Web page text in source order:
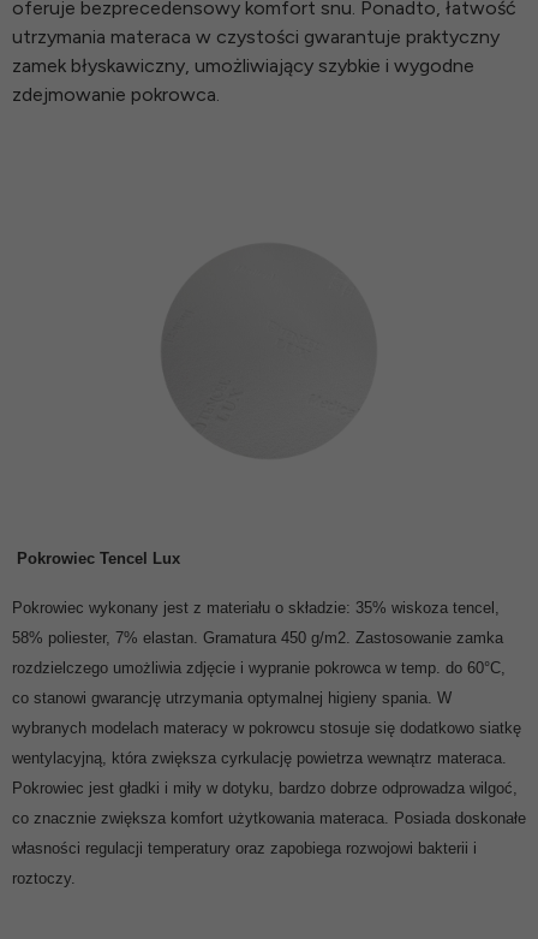
oferuje bezprecedensowy komfort snu. Ponadto, łatwość
utrzymania materaca w czystości gwarantuje praktyczny
zamek błyskawiczny, umożliwiający szybkie i wygodne
zdejmowanie pokrowca.
Pokrowiec Tencel Lux
Pokrowiec wykonany jest z materiału o składzie: 35% wiskoza tencel,
58% poliester, 7% elastan. Gramatura 450 g/m2. Zastosowanie zamka
rozdzielczego umożliwia zdjęcie i wypranie pokrowca w temp. do 60°C,
co stanowi gwarancję utrzymania optymalnej higieny spania. W
wybranych modelach materacy w pokrowcu stosuje się dodatkowo siatkę
wentylacyjną, która zwiększa cyrkulację powietrza wewnątrz materaca.
Pokrowiec jest gładki i miły w dotyku, bardzo dobrze odprowadza wilgoć,
co znacznie zwiększa komfort użytkowania materaca. Posiada doskonałe
własności regulacji temperatury oraz zapobiega rozwojowi bakterii i
roztoczy.